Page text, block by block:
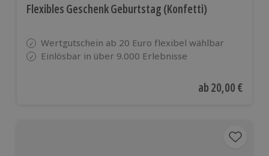
Flexibles Geschenk Geburtstag (Konfetti)
Wertgutschein ab 20 Euro flexibel wählbar
Einlösbar in über 9.000 Erlebnisse
Aktueller Preis
ab20,00 €